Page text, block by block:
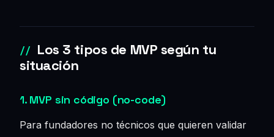
Los 3 tipos de MVP según tu
situación
1. MVP sin código (no-code)
Para fundadores no técnicos que quieren validar